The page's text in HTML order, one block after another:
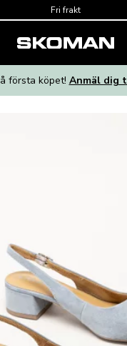
Fri frakt
första köpet! Anmäl dig